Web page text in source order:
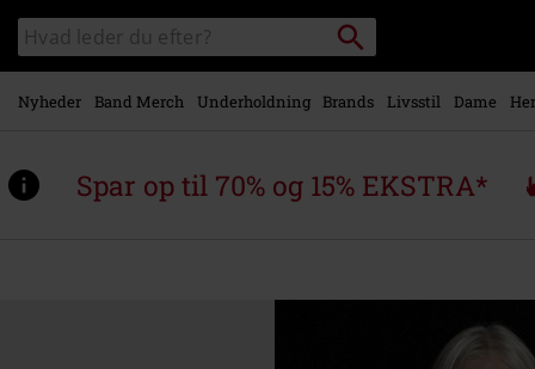
Gå til
hovedindhold
Søg
sortiment
Søg
Nyheder Band Merch Underholdning Brands Livsstil Dame
Spar op til 70% og 15% EKSTRA*